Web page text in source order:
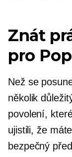
Znát
pro
Než se
několik
povolení,
ujistili, že máte
bezpečný